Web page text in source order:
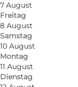
7 August
Freitag
8 August
Samstag
10 August
Montag
11 August
Dienstag